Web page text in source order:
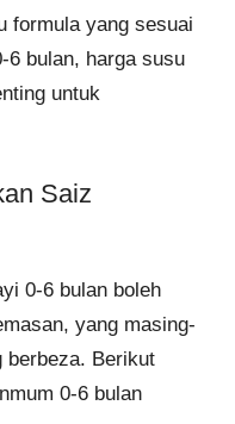
formula yang sesuai
6 bulan, harga susu
untuk
Saiz
0-6 bulan boleh
yang masing-
berbeza. Berikut
0-6 bulan